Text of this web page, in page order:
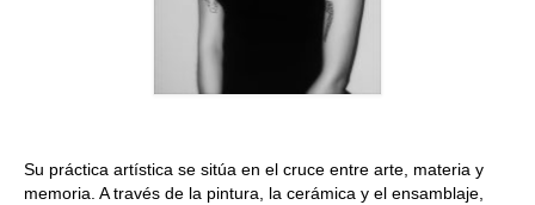
Su práctica artística se sitúa en el cruce entre arte, materia y
memoria. A través de la pintura, la cerámica y el ensamblaje,